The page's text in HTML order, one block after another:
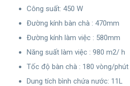
Công suất: 450 W
Đường kính bàn chà : 470mm
Đường kính làm việc : 580mm
Năng suất làm việc : 980 m2/ h
Tốc độ bàn chà : 180 vòng/phút
Dung tích bình chứa nước: 11L